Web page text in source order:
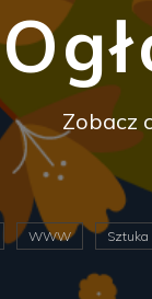
Zobacz
WWW Sztuka